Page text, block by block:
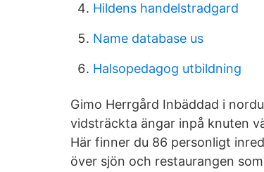
Hildens handelstradgard
Name database us
Halsopedagog utbildning
Gimo Herrgård Inbäddad i
vidsträckta ängar inpå knuten
Här finner du 86 personligt
över sjön och restaurangen